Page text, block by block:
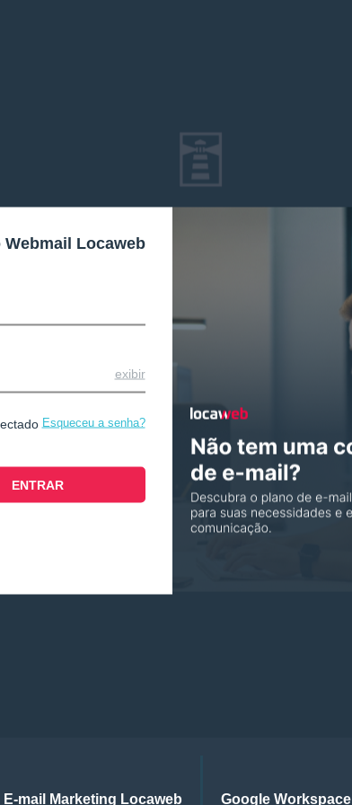
Webmail Locaweb
exibir
Esqueceu a senha?
E-mail Marketing Locaweb Google Workspace